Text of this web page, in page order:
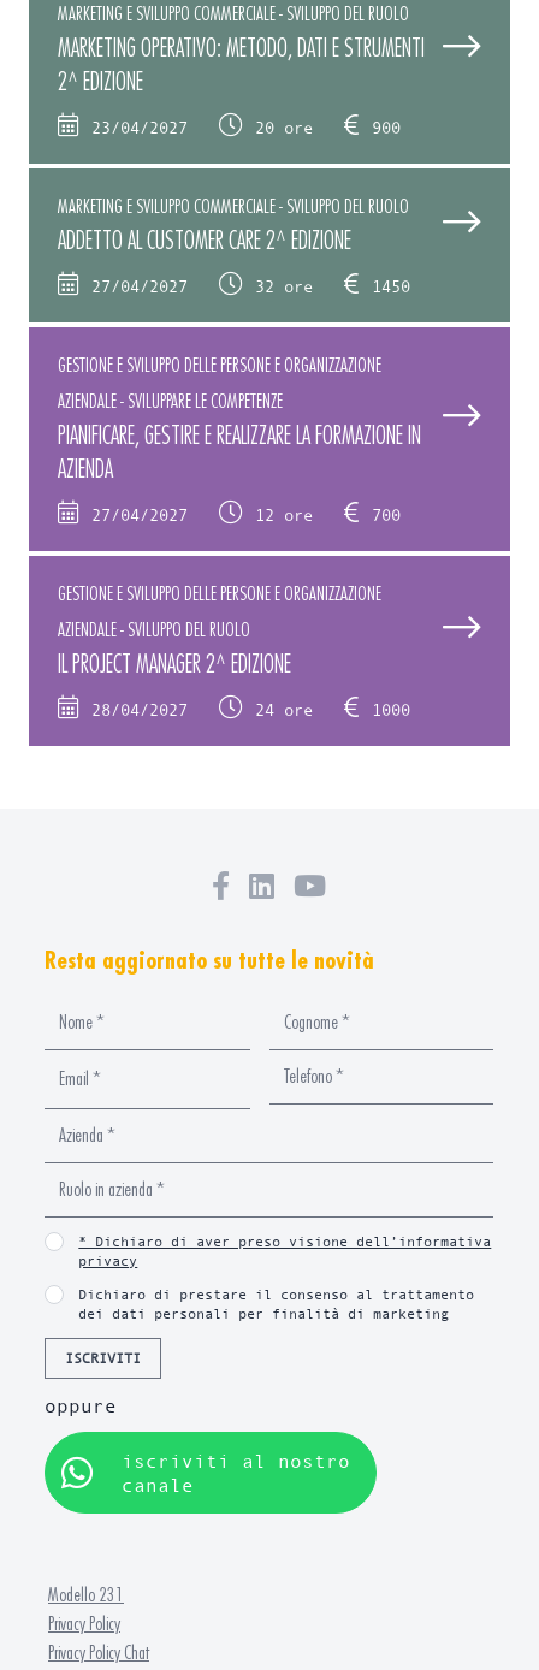
MARKETING E SVILUPPO COMMERCIALE - SVILUPPO DEL RUOLO
MARKETING OPERATIVO: METODO, DATI E STRUMENTI
2^ EDIZIONE
23/04/2027 20 ore 900
MARKETING E SVILUPPO COMMERCIALE - SVILUPPO DEL RUOLO
ADDETTO AL CUSTOMER CARE 2^ EDIZIONE
27/04/2027 32 ore 1450
GESTIONE E SVILUPPO DELLE PERSONE E ORGANIZZAZIONE
AZIENDALE - SVILUPPARE LE COMPETENZE
PIANIFICARE, GESTIRE E REALIZZARE LA FORMAZIONE IN
AZIENDA
27/04/2027 12 ore 700
GESTIONE E SVILUPPO DELLE PERSONE E ORGANIZZAZIONE
AZIENDALE - SVILUPPO DEL RUOLO
IL PROJECT MANAGER 2^ EDIZIONE
28/04/2027 24 ore 1000
Resta aggiornato su tutte le novità
* Dichiaro di aver preso visione dell’informativa
privacy
Dichiaro di prestare il consenso al trattamento
dei dati personali per finalità di marketing
ISCRIVITI
oppure
iscriviti al nostro
canale
Modello 231
Privacy Policy
Privacy Policy Chat